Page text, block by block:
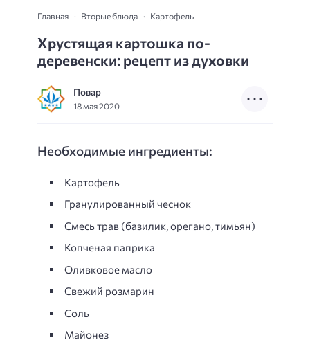
Главная Вторые блюда Картофель
Хрустящая картошка по-
деревенски: рецепт из духовки
Повар
18 мая 2020
Необходимые ингредиенты:
Картофель
Гранулированный чеснок
Смесь трав (базилик, орегано, тимьян)
Копченая паприка
Оливковое масло
Свежий розмарин
Соль
Майонез